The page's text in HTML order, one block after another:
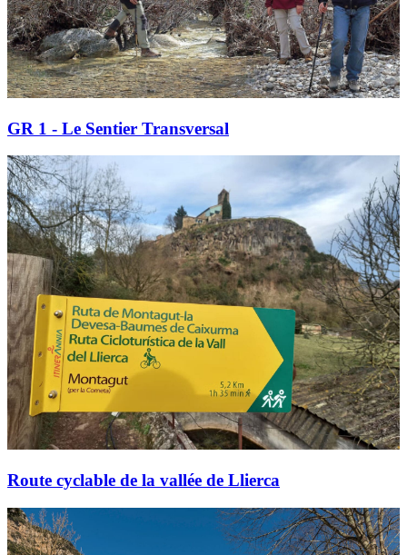
GR 1 - Le Sentier Transversal
Route cyclable de la vallée de Llierca